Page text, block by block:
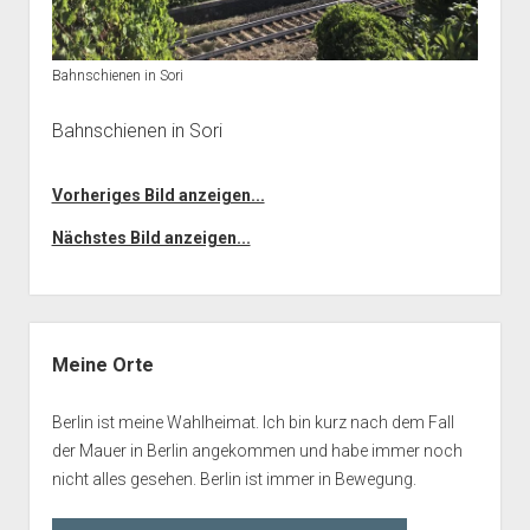
Bahnschienen in Sori
Bahnschienen in Sori
Vorheriges Bild anzeigen...
Nächstes Bild anzeigen...
Meine Orte
Berlin ist meine Wahlheimat. Ich bin kurz nach dem Fall
der Mauer in Berlin angekommen und habe immer noch
nicht alles gesehen. Berlin ist immer in Bewegung.